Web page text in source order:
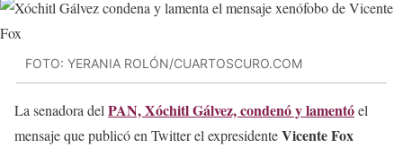
FOTO: YERANIA ROLÓN/CUARTOSCURO.COM
La senadora del PAN, Xóchitl Gálvez, condenó y lamentóel
mensaje que publicó en Twitter el expresidenteVicente Fox